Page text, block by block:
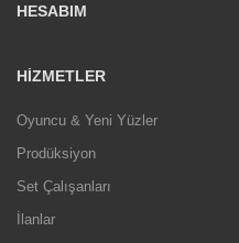
HESABIM
HIZMETLER
Oyuncu & Yeni Yüzler
Prodüksiyon
Set Çalışanları
İlanlar